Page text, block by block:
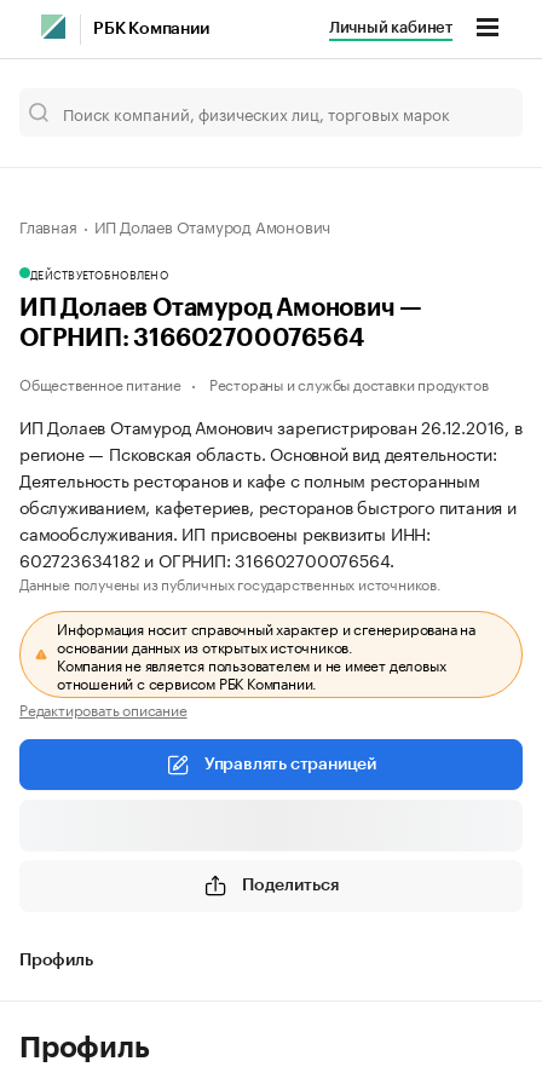
РБК Компании Личный кабинет
Главная ИП Долаев Отамурод Амонович
ДЕЙСТВУЕТОБНОВЛЕНО
ИП Долаев Отамурод Амонович —
ОГРНИП: 316602700076564
Общественное питание Рестораны и службы доставки продуктов
ИП Долаев Отамурод Амонович зарегистрирован 26.12.2016, в
регионе — Псковская область. Основной вид деятельности:
Деятельность ресторанов и кафе с полным ресторанным
обслуживанием, кафетериев, ресторанов быстрого питания и
самообслуживания. ИП присвоены реквизиты ИНН:
602723634182 и ОГРНИП: 316602700076564.
Данные получены из публичных государственных источников.
Информация носит справочный характер и сгенерирована на
основании данных из открытых источников.
Компания не является пользователем и не имеет деловых
отношений с сервисом РБК Компании.
Редактировать описание
Управлять страницей
Поделиться
Профиль
Профиль